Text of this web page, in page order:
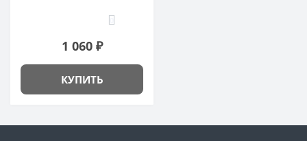
1 060 ₽
КУПИТЬ